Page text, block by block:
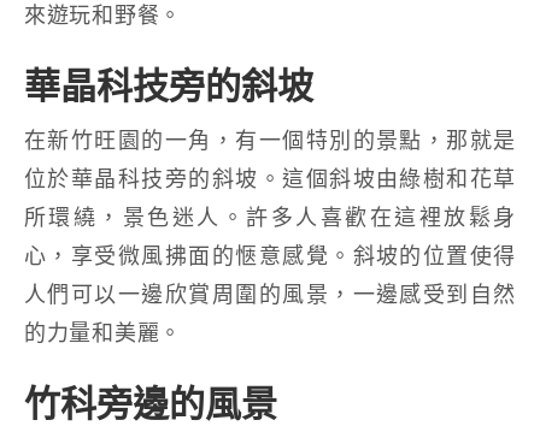
來遊玩和野餐。
華晶科技旁的斜坡
在新竹旺園的一角，有一個特別的景點，那就是
位於華晶科技旁的斜坡。這個斜坡由綠樹和花草
所環繞，景色迷人。許多人喜歡在這裡放鬆身
心，享受微風拂面的愜意感覺。斜坡的位置使得
人們可以一邊欣賞周圍的風景，一邊感受到自然
的力量和美麗。
竹科旁邊的風景